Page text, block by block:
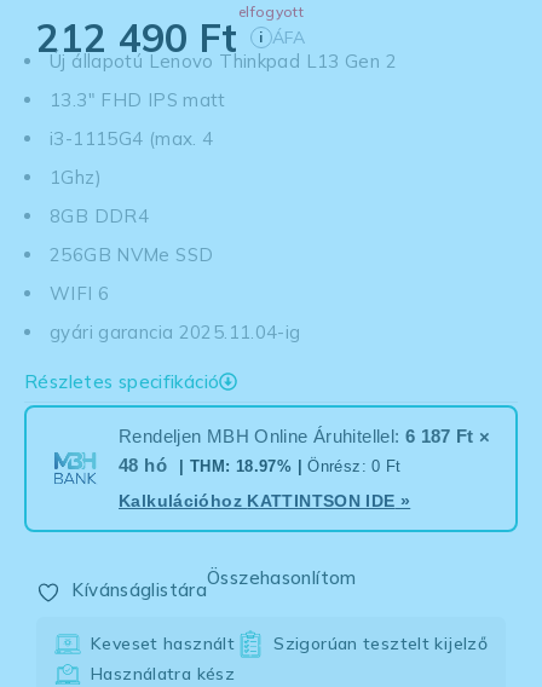
elfogyott
212 490 Ft i ÁFA
Új állapotú Lenovo Thinkpad L13 Gen 2
13.3" FHD IPS matt
i3-1115G4 (max. 4
1Ghz)
8GB DDR4
256GB NVMe SSD
WIFI 6
gyári garancia 2025.11.04-ig
Részletes specifikáció
Rendeljen MBH Online Áruhitellel: 6 187 Ft ×
48 hó
| THM: 18.97% |Önrész: 0 Ft
Kalkulációhoz KATTINTSON IDE »
Kívánságlistára
Összehasonlítom
Keveset használt
Szigorúan tesztelt kijelző
Használatra kész